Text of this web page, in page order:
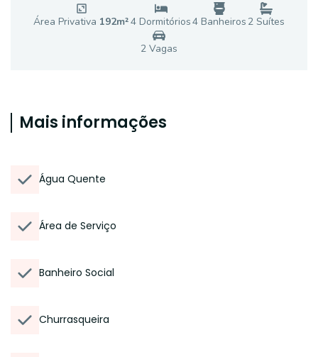
Área Privativa 192m²4 Dormitórios4 Banheiros 2 Suítes
2 Vagas
Mais informações
Água Quente
Área de Serviço
Banheiro Social
Churrasqueira